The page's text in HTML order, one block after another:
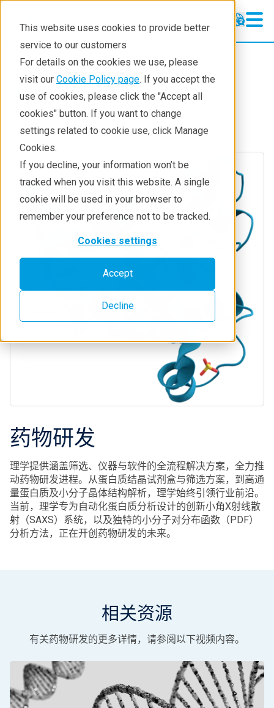
This website uses cookies to provide better
service to our customers
For details on the cookies we use, please
visit our Cookie Policy page. If you accept the
use of cookies, please click the "Accept all
cookies" button. If you want to change
settings related to cookie use, click Manage
Cookies.
If you decline, your information won’t be
tracked when you visit this website. A single
cookie will be used in your browser to
remember your preference not to be tracked.
Cookies settings
Accept
Decline
Pharmaceuticals
Pharmaceuticals
Learning
Pharmaceutical Lifecycle
Applications
Industries
Biotech & life science
Pharmaceuticals
药物研发
理学提供涵盖筛选、仪器与软件的全流程解决方案，全力推
动药物研发进程。从蛋白质结晶试剂盒与筛选方案，到高通
量蛋白质及小分子晶体结构解析，理学始终引领行业前沿。
当前，理学专为自动化蛋白质分析设计的创新小角X射线散
射（SAXS）系统，以及独特的小分子对分布函数（PDF）
分析方法，正在开创药物研发的未来。
相关资源
有关药物研发的更多详情，请参阅以下视频内容。